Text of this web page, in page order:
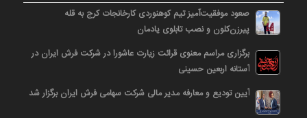
صعود موفقیت‌آمیز تیم کوهنوردی کارخانجات کرج به قله
پیرزن‌کلون و نصب تابلوی یادمان
برگزاری مراسم معنوی قرائت زیارت عاشورا در شرکت فرش ایران در
آستانه اربعین حسینی
آیین تودیع و معارفه مدیر مالی شرکت سهامی فرش ایران برگزار شد